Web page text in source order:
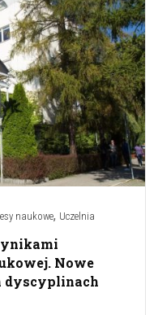
naukowe, Uczelnia
Nowe
dyscyplinach